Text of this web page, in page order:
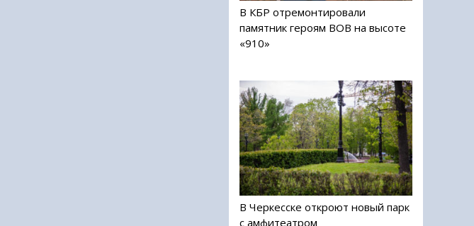
В КБР отремонтировали
памятник героям ВОВ на высоте
«910»
В Черкесске откроют новый парк
с амфитеатром